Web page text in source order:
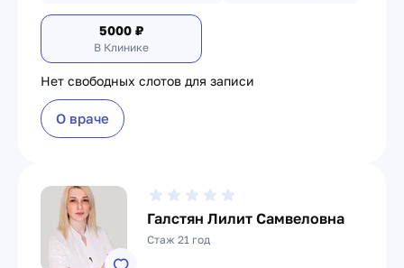
5000 ₽
В Клинике
Нет свободных слотов для записи
О враче
Галстян Лилит Самвеловна
Стаж 21 год